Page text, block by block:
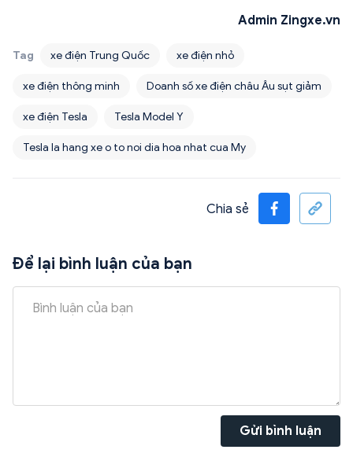
Admin Zingxe.vn
Tag xe điện Trung Quốc xe điện nhỏ
xe điện thông minh Doanh số xe điện châu Âu sụt giảm
xe điện Tesla Tesla Model Y
Tesla la hang xe o to noi dia hoa nhat cua My
Chia sẻ
Để lại bình luận của bạn
Gửi bình luận